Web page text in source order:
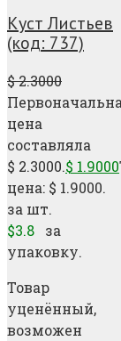
Куст Листьев
(код: 737)
$2.3000
цена
составляла
$ 2.3000.$ 1.9000
цена: $ 1.9000.
за шт.
$3.8
за
упаковку.
Товар
уценённый,
возможен